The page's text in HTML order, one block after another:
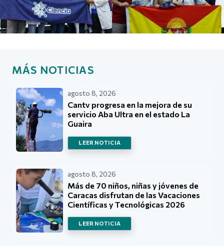
MÁS NOTICIAS
agosto 8, 2026
Cantv progresa en la mejora de su
servicio Aba Ultra en el estado La
Guaira
LEER NOTICIA
agosto 8, 2026
Más de 70 niños, niñas y jóvenes de
Caracas disfrutan de las Vacaciones
Científicas y Tecnológicas 2026
LEER NOTICIA